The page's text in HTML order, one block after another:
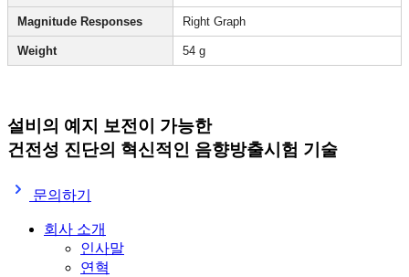
Magnitude Responses Right Graph
Weight 54 g
설비의 예지 보전이 가능한
건전성 진단의 혁신적인 음향방출시험 기술
문의하기
회사 소개
인사말
연혁